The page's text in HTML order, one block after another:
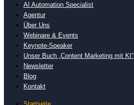
AI Automation Specialist
Agentur
Über Uns
Webinare & Events
Keynote-Speaker
Unser Buch „Content Marketing mit KI“
Newsletter
Blog
Kontakt